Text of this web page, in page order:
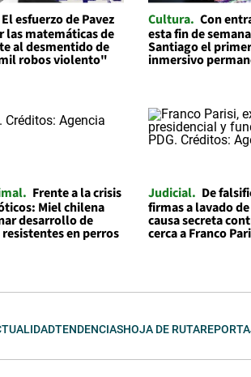
El esfuerzo de Pavez
las matemáticas de
al desmentido de
robos violento"
Cultura Con
esta fin de
Santiago el
inmersivo
Frente a la crisis
Miel chilena
desarrollo de
en perros
Judicial De
firmas a lavado
causa secreta
cerca a Franco
TENDENCIASHOJA DE RUTA